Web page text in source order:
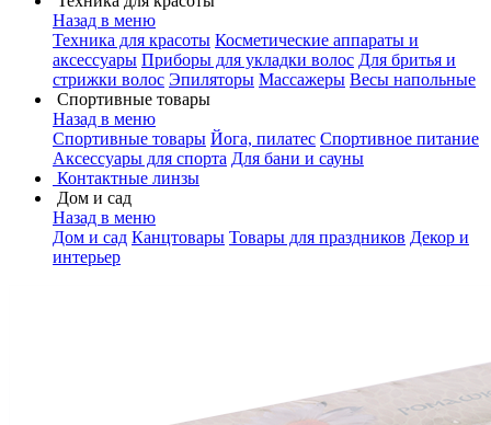
Назад в меню
Техника для красоты Косметические аппараты и
аксессуары Приборы для укладки волос Для бритья и
стрижки волос Эпиляторы Массажеры Весы напольные
Спортивные товары
Назад в меню
Спортивные товары Йога, пилатес Спортивное питание
Аксессуары для спорта Для бани и сауны
Контактные линзы
Дом и сад
Назад в меню
Дом и сад Канцтовары Товары для праздников Декор и
интерьер